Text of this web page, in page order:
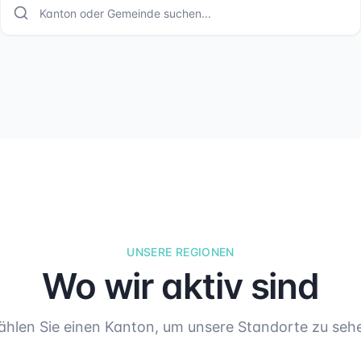
UNSERE REGIONEN
Wo wir aktiv sind
Sie einen Kanton, um unsere Standorte zu